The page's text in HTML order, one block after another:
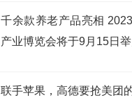
千余款养老产品亮相
产业博览会将于9月15日
联手苹果，高德要抢美团